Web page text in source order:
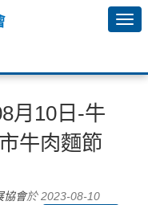
月10日-牛
牛肉麵節
協會於 2023-08-10